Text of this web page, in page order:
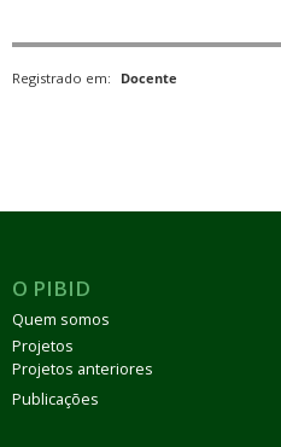
Registrado em: Docente
O PIBID
Quem somos
Projetos
Projetos anteriores
Publicações